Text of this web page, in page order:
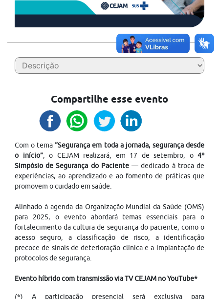
Compartilhe esse evento
Com o tema“Segurança em toda a jornada, segurança desde
o início”, o CEJAM realizará, em 17 de setembro, o 4º
Simpósio de Segurança do Paciente— dedicado à troca de
experiências, ao aprendizado e ao fomento de práticas que
promovem o cuidado em saúde.
Alinhado à agenda da Organização Mundial da Saúde (OMS)
para 2025, o evento abordará temas essenciais para o
fortalecimento da cultura de segurança do paciente, como o
acesso seguro, a classificação de risco, a identificação
precoce de sinais de deterioração clínica e a implantação de
protocolos de segurança.
Evento híbrido com transmissão via TV CEJAM no YouTube*
(*) A participação presencial será exclusiva para